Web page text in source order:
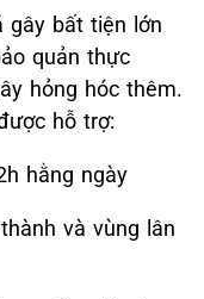
gây bất tiện lớn
quản thực
hỏng hóc thêm.
hỗ trợ:
hằng ngày
và vùng lân